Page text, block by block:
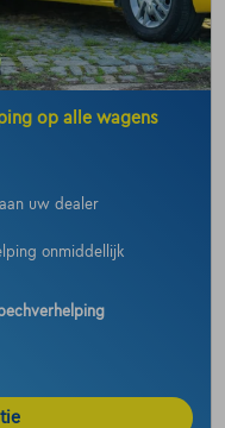
op alle wagens
uw dealer
onmiddellijk